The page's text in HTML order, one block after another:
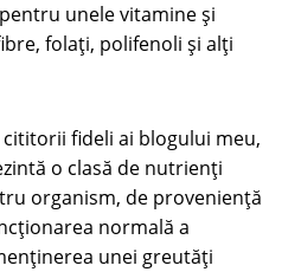
unele vitamine și
folați, polifenoli și alți
fideli ai blogului meu,
o clasă de nutrienți
organism, de proveniență
normală a
unei greutăți